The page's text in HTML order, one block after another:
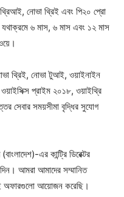
নোভা থ্রিই এবং পি২০ প্রো
যথাক্রমে ৬ মাস, ৬ মাস এবং ১২ মাস
থ্রিই, নোভা টুআই, ওয়াইনাইন
প্রাইম ২০১৮, ওয়াইথ্রি
সেবার সময়সীমা বৃদ্ধির সুযোগ
এর কান্ট্রি ডিরেক্টর
আমরা আমাদের সম্মানিত
অফারগুলো আয়োজন করেছি।